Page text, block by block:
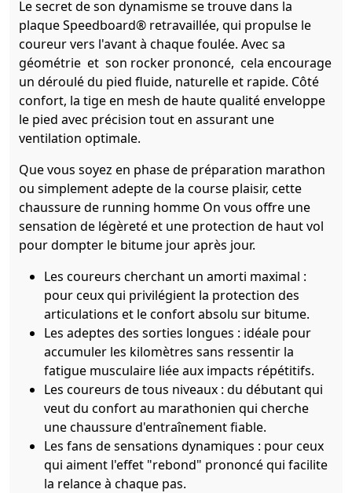
Le secret de son dynamisme se trouve dans la
plaque Speedboard® retravaillée, qui propulse le
coureur vers l'avant à chaque foulée. Avec sa
géométrie et son rocker prononcé, cela encourage
un déroulé du pied fluide, naturelle et rapide. Côté
confort, la tige en mesh de haute qualité enveloppe
le pied avec précision tout en assurant une
ventilation optimale.
Que vous soyez en phase de préparation marathon
ou simplement adepte de la course plaisir, cette
chaussure de running homme On vous offre une
sensation de légèreté et une protection de haut vol
pour dompter le bitume jour après jour.
Les coureurs cherchant un amorti maximal :
pour ceux qui privilégient la protection des
articulations et le confort absolu sur bitume.
Les adeptes des sorties longues : idéale pour
accumuler les kilomètres sans ressentir la
fatigue musculaire liée aux impacts répétitifs.
Les coureurs de tous niveaux : du débutant qui
veut du confort au marathonien qui cherche
une chaussure d'entraînement fiable.
Les fans de sensations dynamiques : pour ceux
qui aiment l'effet "rebond" prononcé qui facilite
la relance à chaque pas.